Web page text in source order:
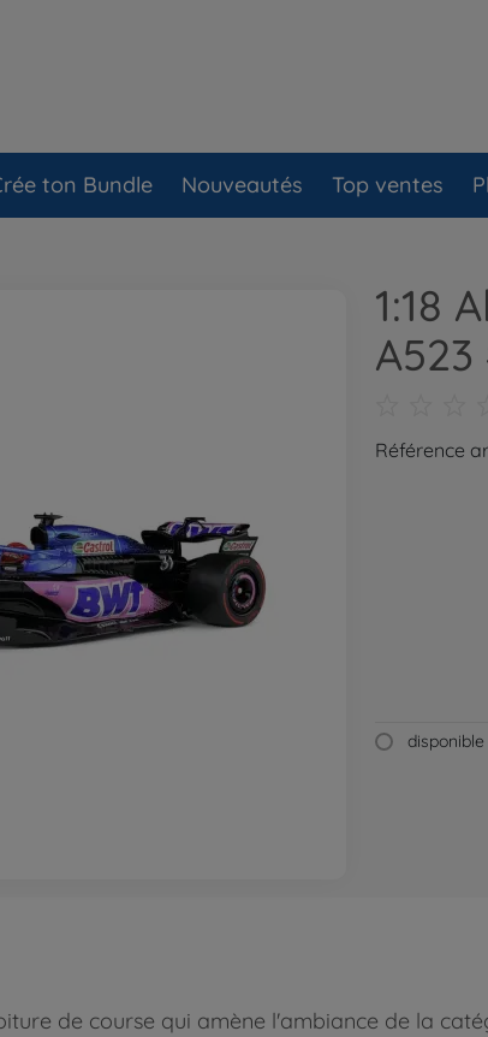
ton Bundle Nouveautés Top ventes
1:18
A523
Référence
de course qui amène l'ambiance de la